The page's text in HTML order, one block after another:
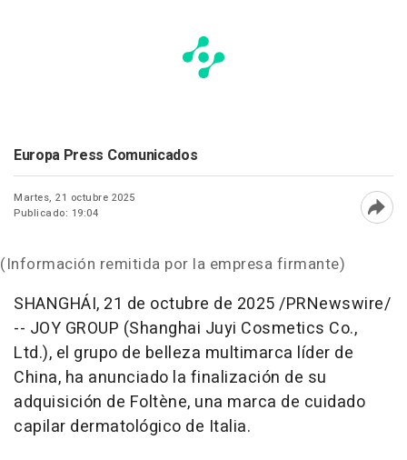
Europa Press Comunicados
Martes, 21 octubre 2025
Publicado: 19:04
(Información remitida por la empresa firmante)
SHANGHÁI, 21 de octubre de 2025/PRNewswire/
-- JOY GROUP (Shanghai Juyi Cosmetics Co.,
Ltd.), el grupo de belleza multimarca líder de
China, ha anunciado la finalización de su
adquisición de Foltène, una marca de cuidado
capilar dermatológico de Italia.